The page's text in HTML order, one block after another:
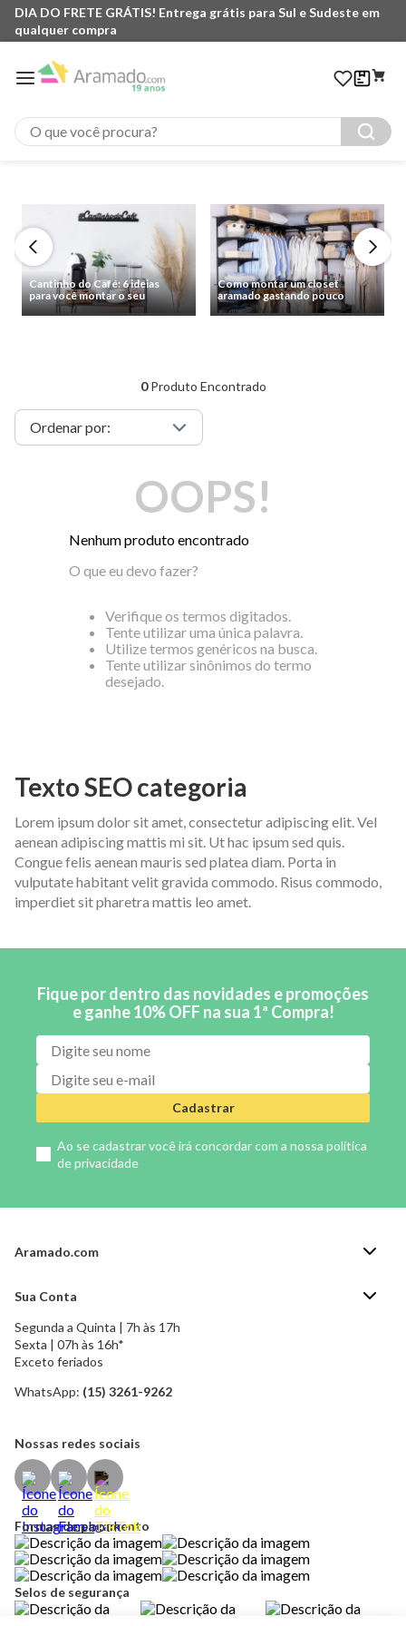
DIA DO FRETE GRÁTIS! Entrega grátis para Sul e Sudeste em
qualquer compra
O que você procura?
Cantinho do Café: 6 ideias
para você montar o seu
Como montar um closet
aramado gastando pouco
0Produto Encontrado
OOPS!
Nenhum produto encontrado
O que eu devo fazer?
Verifique os termos digitados.
Tente utilizar uma única palavra.
Utilize termos genéricos na busca.
Tente utilizar sinônimos do termo
desejado.
Texto SEO categoria
Lorem ipsum dolor sit amet, consectetur adipiscing elit. Vel
aenean adipiscing mattis mi sit. Ut hac ipsum sed quis.
Congue felis aenean mauris sed platea diam. Porta in
vulputate habitant velit gravida commodo. Risus commodo,
imperdiet sit pharetra mattis leo amet.
Fique por dentro das novidades e promoções
e ganhe 10% OFF na sua 1ª Compra!
Cadastrar
Ao se cadastrar você irá concordar com a nossa política
de privacidade
Aramado.com
Blog Aramado.com
Política de Privacidade
Política de Troca e Devolução
Política de Frete Grátis
Sua Conta
Minha Conta
Meus pedidos
Segunda a Quinta | 7h às 17h
Sexta | 07h às 16h*
Exceto feriados
WhatsApp: (15) 3261-9262
Nossas redes sociais
Formas de pagamento
Selos de segurança